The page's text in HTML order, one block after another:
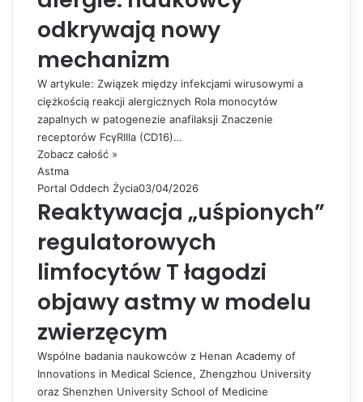
odkrywają nowy
mechanizm
W artykule: Związek między infekcjami wirusowymi a
ciężkością reakcji alergicznych Rola monocytów
zapalnych w patogenezie anafilaksji Znaczenie
receptorów FcγRIIIa (CD16)…
Zobacz całość »
Astma
Portal Oddech Życia03/04/2026
Reaktywacja „uśpionych”
regulatorowych
limfocytów T łagodzi
objawy astmy w modelu
zwierzęcym
Wspólne badania naukowców z Henan Academy of
Innovations in Medical Science, Zhengzhou University
oraz Shenzhen University School of Medicine